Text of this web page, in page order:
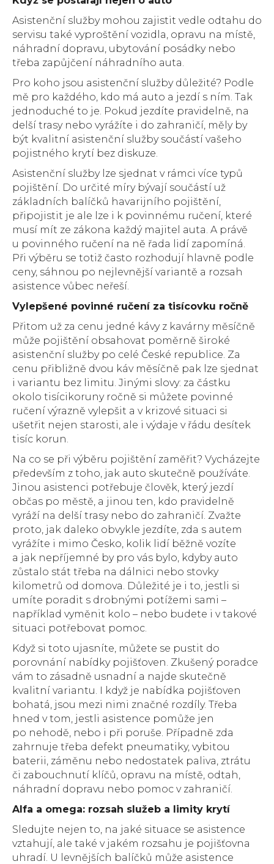
Asistenční služby mohou zajistit vedle odtahu do
servisu také vyproštění vozidla, opravu na místě,
náhradní dopravu, ubytování posádky nebo
třeba zapůjčení náhradního auta.
Pro koho jsou asistenční služby důležité? Podle
mě pro každého, kdo má auto a jezdí s ním. Tak
jednoduché to je. Pokud jezdíte pravidelně, na
delší trasy nebo vyrážíte i do zahraničí, měly by
být kvalitní asistenční služby součástí vašeho
pojistného krytí bez diskuze.
Asistenční služby lze sjednat v rámci více typů
pojištění. Do určité míry bývají součástí už
základních balíčků havarijního pojištění,
připojistit je ale lze i k povinnému ručení, které
musí mít ze zákona každý majitel auta. A právě
u povinného ručení na ně řada lidí zapomíná.
Při výběru se totiž často rozhodují hlavně podle
ceny, sáhnou po nejlevnější variantě a rozsah
asistence vůbec neřeší.
Vylepšené povinné ručení za tisícovku ročně
Přitom už za cenu jedné kávy z kavárny měsíčně
může pojištění obsahovat poměrně široké
asistenční služby po celé České republice. Za
cenu přibližně dvou káv měsíčně pak lze sjednat
i variantu bez limitu. Jinými slovy: za částku
okolo tisícikoruny ročně si můžete povinné
ručení výrazně vylepšit a v krizové situaci si
ušetřit nejen starosti, ale i výdaje v řádu desítek
tisíc korun.
Na co se při výběru pojištění zaměřit? Vycházejte
především z toho, jak auto skutečně používáte.
Jinou asistenci potřebuje člověk, který jezdí
občas po městě, a jinou ten, kdo pravidelně
vyráží na delší trasy nebo do zahraničí. Zvažte
proto, jak daleko obvykle jezdíte, zda s autem
vyrážíte i mimo Česko, kolik lidí běžně vozíte
a jak nepříjemné by pro vás bylo, kdyby auto
zůstalo stát třeba na dálnici nebo stovky
kilometrů od domova. Důležité je i to, jestli si
umíte poradit s drobnými potížemi sami –
například vyměnit kolo – nebo budete i v takové
situaci potřebovat pomoc.
Když si toto ujasníte, můžete se pustit do
porovnání nabídky pojišťoven. Zkušený poradce
vám to zásadně usnadní a najde skutečně
kvalitní variantu. I když je nabídka pojišťoven
bohatá, jsou mezi nimi značné rozdíly. Třeba
hned v tom, jestli asistence pomůže jen
po nehodě, nebo i při poruše. Případně zda
zahrnuje třeba defekt pneumatiky, vybitou
baterii, záměnu nebo nedostatek paliva, ztrátu
či zabouchnutí klíčů, opravu na místě, odtah,
náhradní dopravu nebo pomoc v zahraničí.
Alfa a omega: rozsah služeb a limity krytí
Sledujte nejen to, na jaké situace se asistence
vztahují, ale také v jakém rozsahu je pojišťovna
uhradí. U levnějších balíčků může asistence